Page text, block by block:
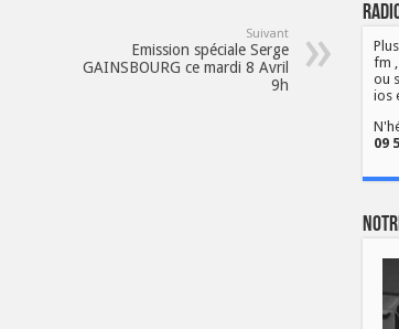
Suivant
Emission spéciale Serge
GAINSBOURG ce mardi 8 Avril
9h
fm
ou
ios
09